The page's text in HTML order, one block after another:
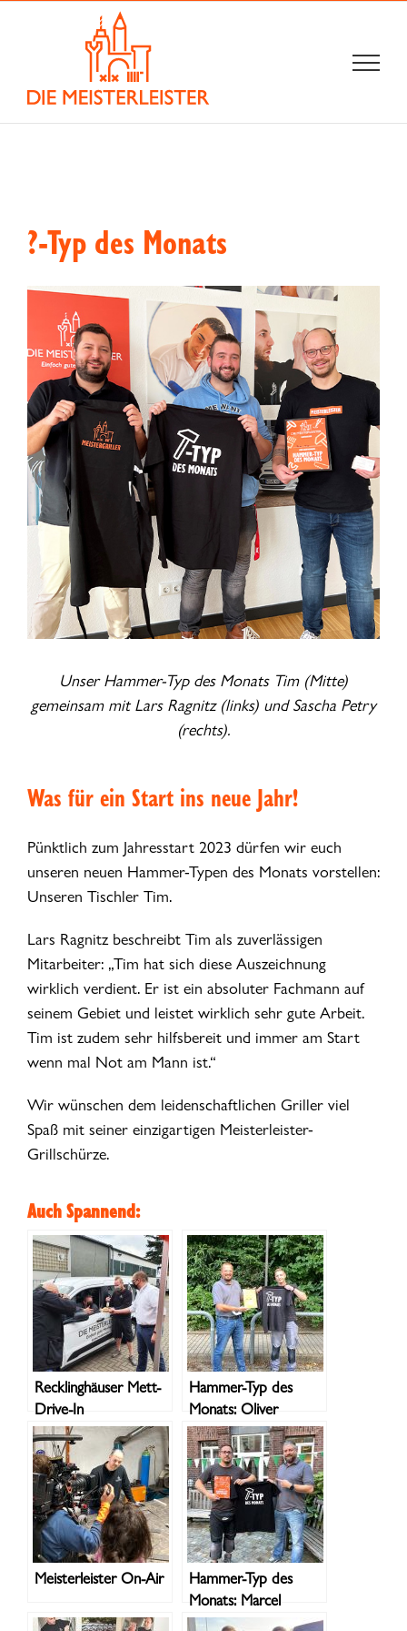
?-Typ des Monats
Unser Hammer-Typ des Monats Tim (Mitte)
gemeinsam mit Lars Ragnitz (links) und Sascha Petry
(rechts).
Was für ein Start ins neue Jahr!
Pünktlich zum Jahresstart 2023 dürfen wir euch
unseren neuen Hammer-Typen des Monats vorstellen:
Unseren Tischler Tim.
Lars Ragnitz beschreibt Tim als zuverlässigen
Mitarbeiter: „Tim hat sich diese Auszeichnung
wirklich verdient. Er ist ein absoluter Fachmann auf
seinem Gebiet und leistet wirklich sehr gute Arbeit.
Tim ist zudem sehr hilfsbereit und immer am Start
wenn mal Not am Mann ist.“
Wir wünschen dem leidenschaftlichen Griller viel
Spaß mit seiner einzigartigen Meisterleister-
Grillschürze.
Auch Spannend:
Recklinghäuser Mett-
Drive-In
Hammer-Typ des
Monats: Oliver
Meisterleister On-Air
Hammer-Typ des
Monats: Marcel